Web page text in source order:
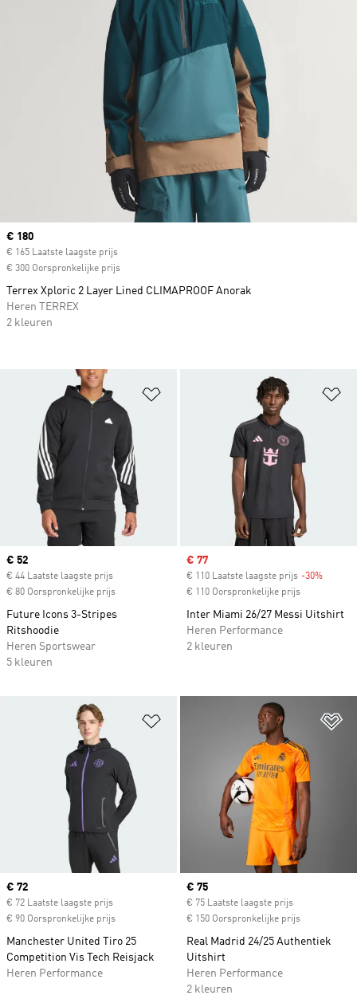
Op verlanglijst zetten
Current price
€ 52
€ 44 Laatste laagste prijs
€ 80 Oorspronkelijke prijs
Future Icons 3-Stripes
Ritshoodie
Heren Sportswear
5 kleuren
Sale price
€ 77
€ 110 Laatste laagste prijs -30%
€ 110 Oorspronkelijke prijs
Inter Miami 26/27 Messi Uitshirt
Heren Performance
2 kleuren
Op verlanglijst zetten
Current price
€ 72
€ 72 Laatste laagste prijs
€ 90 Oorspronkelijke prijs
Manchester United Tiro 25
Competition Vis Tech Reisjack
Heren Performance
Current price
€ 75
€ 75 Laatste laagste prijs
€ 150 Oorspronkelijke prijs
Real Madrid 24/25 Authentiek
Uitshirt
Heren Performance
2 kleuren
Current price
€ 180
€ 165 Laatste laagste prijs
€ 300 Oorspronkelijke prijs
Terrex Xploric 2 Layer Lined CLIMAPROOF Anorak
Heren TERREX
2 kleuren